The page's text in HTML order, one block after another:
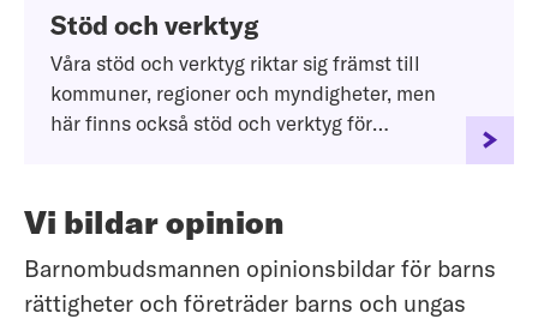
Stöd och verktyg
Våra stöd och verktyg riktar sig främst till
kommuner, regioner och myndigheter, men
här finns också stöd och verktyg för
Vi bildar opinion
Barnombudsmannen opinionsbildar för barns
rättigheter och företräder barns och ungas